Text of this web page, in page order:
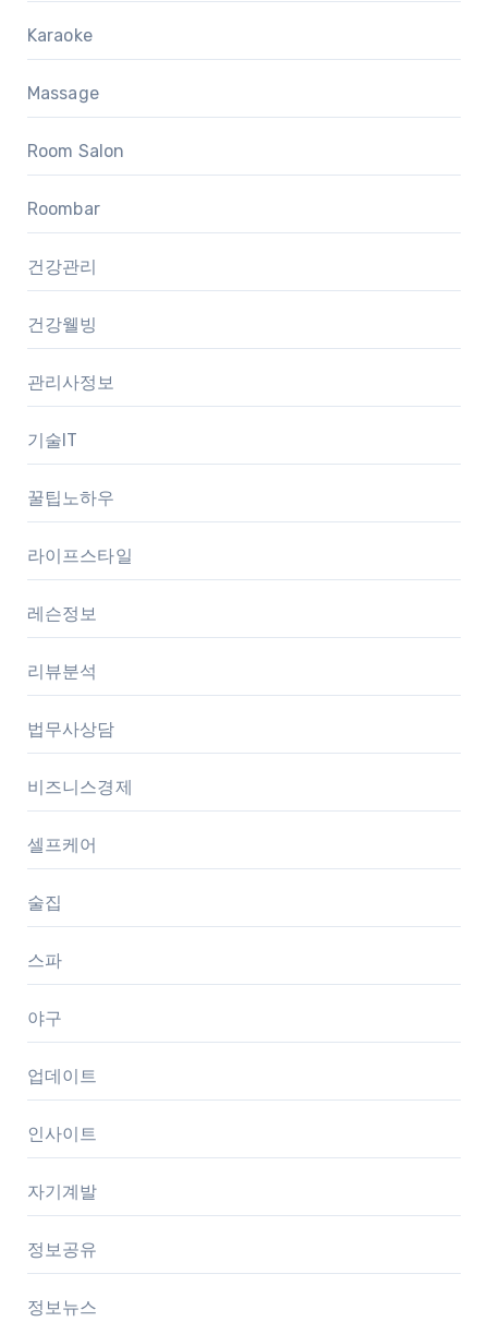
Karaoke
Massage
Room Salon
Roombar
건강관리
건강웰빙
관리사정보
기술IT
꿀팁노하우
라이프스타일
레슨정보
리뷰분석
법무사상담
비즈니스경제
셀프케어
술집
스파
야구
업데이트
인사이트
자기계발
정보공유
정보뉴스